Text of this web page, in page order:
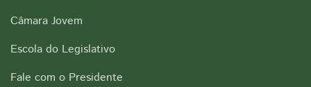
Câmara Jovem
Escola do Legislativo
Fale com o Presidente